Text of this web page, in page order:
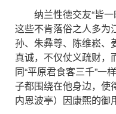
纳兰性德交友“皆一
这些不肯落俗之人多为
孙、朱彝尊、陈维崧、
真诚，不仅仗义疏财，
同“平原君食客三千”一
子都围绕在他身边，使
内恩波亭）因康熙的御